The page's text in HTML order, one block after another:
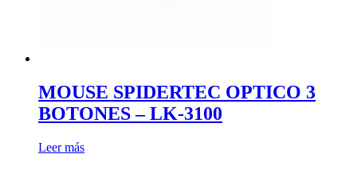
MOUSE SPIDERTEC OPTICO 3
BOTONES – LK-3100
Leer más